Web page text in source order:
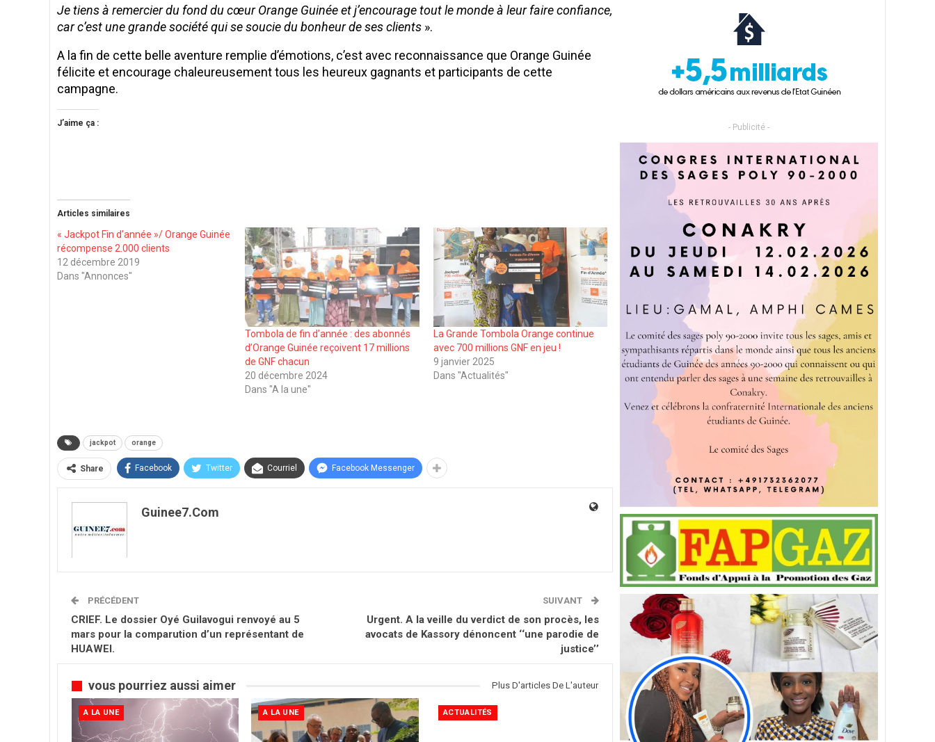
Je tiens à remercier du fond du cœur Orange Guinée et j’encourage tout le monde à leur faire confiance,
car c’est une grande société qui se soucie du bonheur de ses clients ».
A la fin de cette belle aventure remplie d’émotions, c’est avec reconnaissance que Orange Guinée
félicite et encourage chaleureusement tous les heureux gagnants et participants de cette
campagne.
J’aime ça :
Articles similaires
« Jackpot Fin d’année »/ Orange Guinée
récompense 2.000 clients
12 décembre 2019
Dans "Annonces"
Tombola de fin d’année : des abonnés
d’Orange Guinée reçoivent 17 millions
de GNF chacun
20 décembre 2024
Dans "A la une"
La Grande Tombola Orange continue
avec 700 millions GNF en jeu !
9 janvier 2025
Dans "Actualités"
jackpot orange
Share Facebook Twitter Courriel Facebook Messenger
Guinee7.com
PRÉCÉDENT
CRIEF. Le dossier Oyé Guilavogui renvoyé au 5
mars pour la comparution d’un représentant de
HUAWEI.
SUIVANT
Urgent. A la veille du verdict de son procès, les
avocats de Kassory dénoncent ‘‘une parodie de
justice’’
vous pourriez aussi aimer Plus D'articles De L'auteur
A LA UNE A LA UNE ACTUALITÉS
- Publicité -